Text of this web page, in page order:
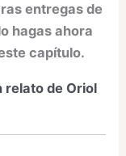
entregas de
hagas ahora
capítulo.
relato de Oriol